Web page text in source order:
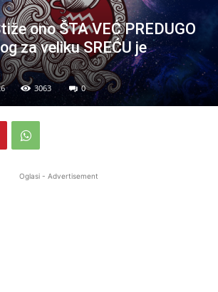
ono ŠTA VEĆ PREDUGO
za veliku SREĆU je
3063 0
Oglasi - Advertisement